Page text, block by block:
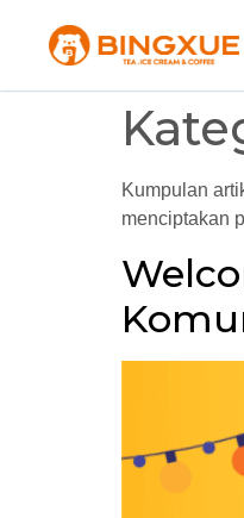
Kumpulan
menciptakan